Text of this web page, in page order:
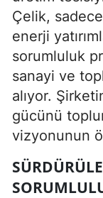
Çelik,
enerji
sorumluluk
sanayi ve
alıyor.
gücünü
vizyonunun